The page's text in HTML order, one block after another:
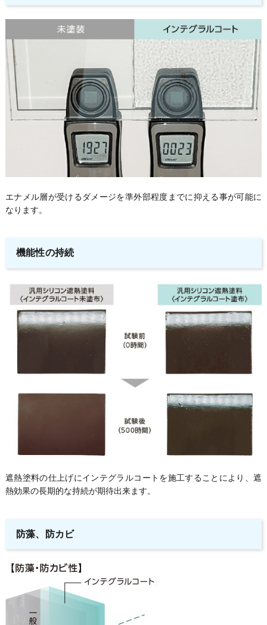
エナメル層が受けるダメージを準外部程度までに抑える事が可能に
なります。
機能性の持続
遮熱塗料の仕上げにインテグラルコートを施工することにより、遮
熱効果の長期的な持続が期待出来ます。
防藻、防カビ